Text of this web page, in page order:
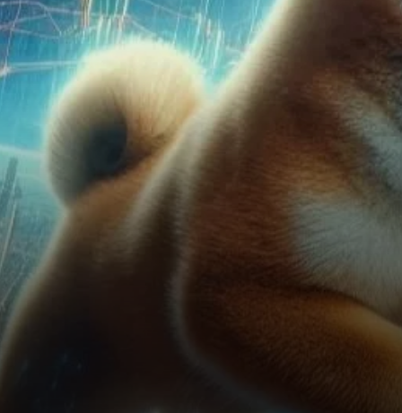
phénomènes attirent
l’attention des investisseurs et
des traders autant…